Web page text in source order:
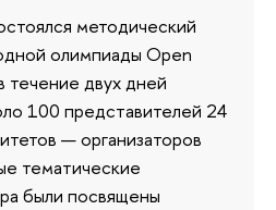
методический
олимпиады Open
течение двух дней
100 представителей 24
— организаторов
тематические
были посвящены